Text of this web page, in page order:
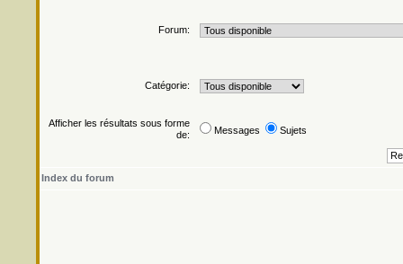
Forum:
Catégorie:
Afficher les résultats sous forme
de:
Messages Sujets
Index du forum